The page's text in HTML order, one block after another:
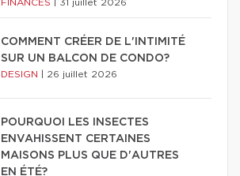
FINANCES 31 juillet 2026
COMMENT CRÉER DE L'INTIMITÉ
SUR UN BALCON DE CONDO?
DESIGN 26 juillet 2026
POURQUOI LES INSECTES
ENVAHISSENT CERTAINES
MAISONS PLUS QUE D'AUTRES
EN ÉTÉ?